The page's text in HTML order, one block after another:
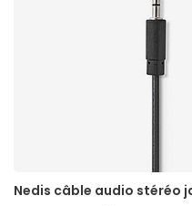
Nedis câble audio stéréo